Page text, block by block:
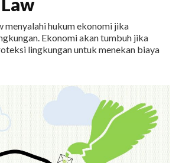
menyalahi hukum ekonomi jika
Ekonomi akan tumbuh jika
lingkungan untuk menekan biaya